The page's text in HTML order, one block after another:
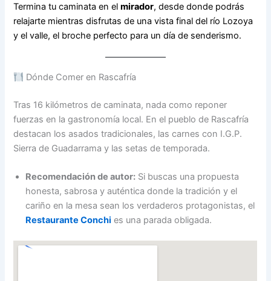
Termina tu caminata en elmirador, desde donde podrás
relajarte mientras disfrutas de una vista final del río Lozoya
y el valle, el broche perfecto para un día de senderismo.
Dónde Comer en Rascafría
Tras 16 kilómetros de caminata, nada como reponer
fuerzas en la gastronomía local. En el pueblo de Rascafría
destacan los asados tradicionales, las carnes con I.G.P.
Sierra de Guadarrama y las setas de temporada.
Recomendación de autor: Si buscas una propuesta
honesta, sabrosa y auténtica donde la tradición y el
cariño en la mesa sean los verdaderos protagonistas, el
Restaurante Conchi es una parada obligada.